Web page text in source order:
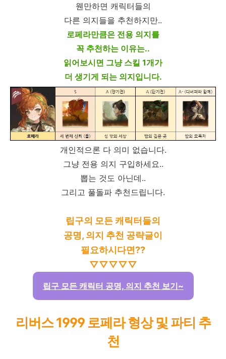
웬만하면 캐릭터들의
다른 의지들을 추천하지만..
로페라만큼은 전용 의지를
꼭 추천하는 이유는..
읽어보시면 그냥 스킬 1개가
더 생기게 되는 의지입니다.
개인적으론 다 의미 없습니다.
그냥 전용 의지 구입하세요..
뽑는 것도 아닌데..
그리고 풀돌파 추천드립니다.
립구의 모든 캐릭터들의
공명, 의지 추천 공략글이
필요하시다면??
▽▽▽▽▽
립구 모든 캐릭터 공명, 의지 추천 보기~
리버스 1999 로페라 형상 및 파티 추
천